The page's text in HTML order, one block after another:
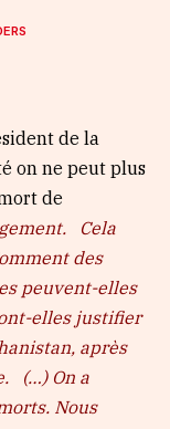
de la
on ne peut plus
de
Cela
des
peuvent-elles
elles justifier
après
(…) On a
Nous